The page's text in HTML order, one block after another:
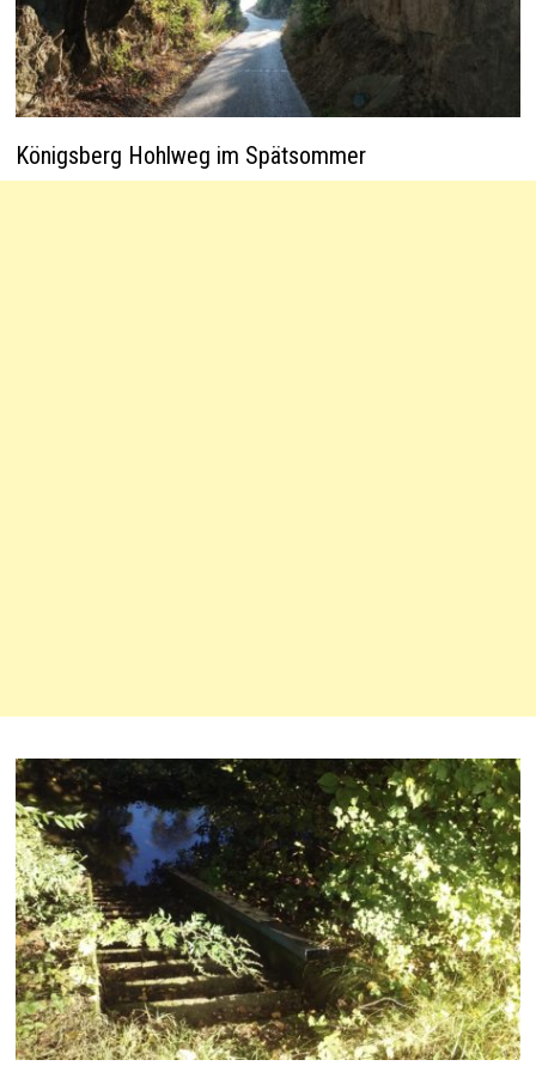
Königsberg Hohlweg im Spätsommer